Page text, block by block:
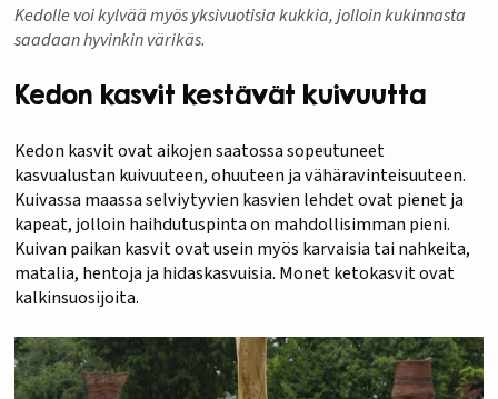
Kedolle voi kylvää myös yksivuotisia kukkia, jolloin kukinnasta
saadaan hyvinkin värikäs.
Kedon kasvit kestävät kuivuutta
Kedon kasvit ovat aikojen saatossa sopeutuneet
kasvualustan kuivuuteen, ohuuteen ja vähäravinteisuuteen.
Kuivassa maassa selviytyvien kasvien lehdet ovat pienet ja
kapeat, jolloin haihdutuspinta on mahdollisimman pieni.
Kuivan paikan kasvit ovat usein myös karvaisia tai nahkeita,
matalia, hentoja ja hidaskasvuisia. Monet ketokasvit ovat
kalkinsuosijoita.